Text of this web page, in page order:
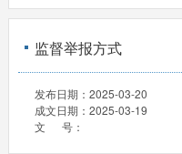
监督举报方式
发布日期： 2025-03-20
成文日期： 2025-03-19
文 号：